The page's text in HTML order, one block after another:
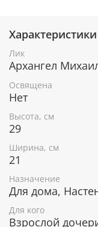
При
использовались
выравнивающие
поля иконы
орнаментом и
Михаил
Символ
Защищает
Борьба с
Выбор
Характеристики
Лик
Архангел
Освящена
Нет
Высота, см
29
Ширина, см
21
Назначение
Для дома,
Для кого
Взрослой